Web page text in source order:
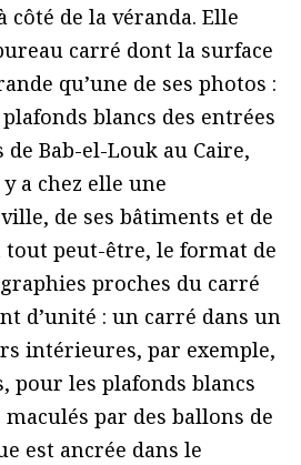
côté de la véranda. Elle
carré dont la surface
qu’une de ses photos :
blancs des entrées
Bab-el-Louk au Caire,
a chez elle une
de ses bâtiments et de
peut-être, le format de
proches du carré
d’unité : un carré dans un
intérieures, par exemple,
pour les plafonds blancs
par des ballons de
est ancrée dans le